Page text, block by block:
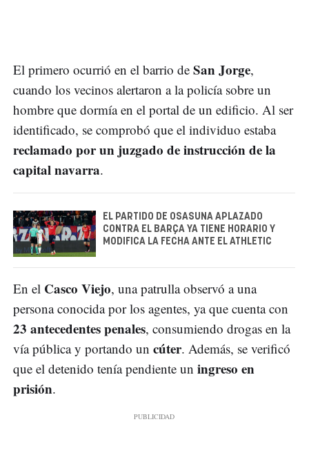
El primero ocurrió en el barrio de San Jorge,
cuando los vecinos alertaron a la policía sobre un
hombre que dormía en el portal de un edificio. Al ser
identificado, se comprobó que el individuo estaba
reclamado por un juzgado de instrucción de la
capital navarra.
EL PARTIDO DE OSASUNA APLAZADO
CONTRA EL BARÇA YA TIENE HORARIO Y
MODIFICA LA FECHA ANTE EL ATHLETIC
En el Casco Viejo, una patrulla observó a una
persona conocida por los agentes, ya que cuenta con
23 antecedentes penales, consumiendo drogas en la
vía pública y portando un cúter. Además, se verificó
que el detenido tenía pendiente un ingreso en
prisión.